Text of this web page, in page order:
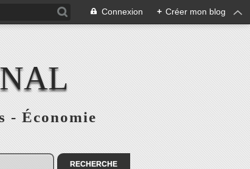
Connexion + Créer mon blog
- Économie